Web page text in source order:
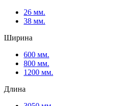
26 мм.
38 мм.
Ширина
600 мм.
800 мм.
1200 мм.
Длина